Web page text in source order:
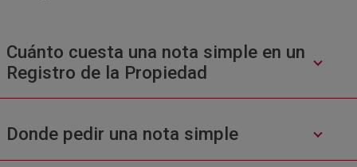
Cuánto cuesta una nota simple en un
Registro de la Propiedad
Donde pedir una nota simple